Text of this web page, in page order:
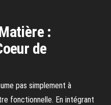
:
de
pas simplement à
fonctionnelle. En intégrant